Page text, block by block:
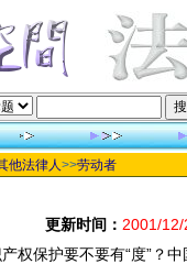
他法律人>>劳动者
更新时间： 2001/
权保护要不要有“度”？